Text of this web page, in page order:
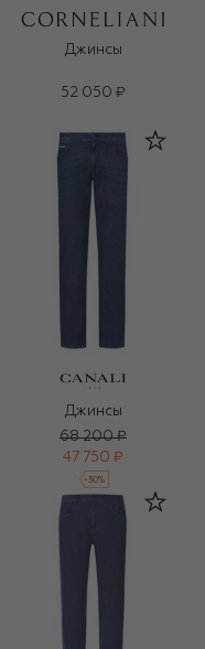
Джинсы
52 050 ₽
Джинсы
68 200 ₽
47 750 ₽
-30%